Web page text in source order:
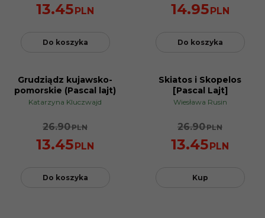
13.45PLN
Do koszyka
14.95PLN
Do koszyka
PROMOCJA
Grudziądz kujawsko-
pomorskie (Pascal lajt)
Katarzyna Kluczwajd
26.90PLN
13.45PLN
Do koszyka
PROMOCJA
Skiatos i Skopelos
[Pascal Lajt]
Wiesława Rusin
26.90PLN
13.45PLN
Kup